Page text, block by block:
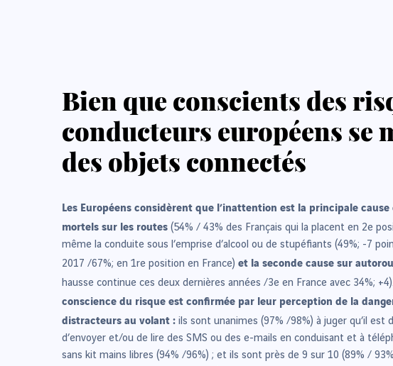
Bien que conscients des
conducteurs européens se
des objets connectés
Les Européens considèrent que l’inattention est la principale cause
mortels sur les routes (54% / 43% des Français qui la placent en 2e
même la conduite sous l’emprise d’alcool ou de stupéfiants (49%; -7
2017 /67%; en 1re position en France) et la seconde cause sur
hausse continue ces deux dernières années /3e en France avec 34%; +4).
conscience du risque est confirmée par leur perception de la
distracteurs au volant : ils sont unanimes (97% /98%) à juger qu’il est
d’envoyer et/ou de lire des SMS ou des e-mails en conduisant et à
sans kit mains libres (94% /96%) ; et ils sont près de 9 sur 10 (89% /